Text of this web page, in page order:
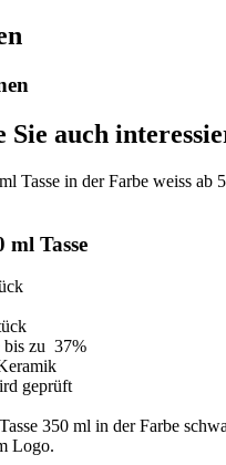
Sie auch
ml Tasse
bis zu 37%
geprüft